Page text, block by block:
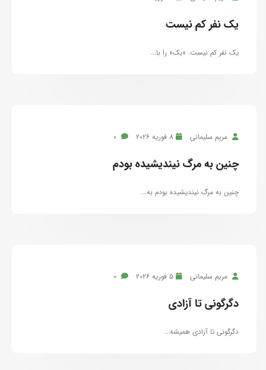
یک نفر کم نیست
یک نفر کم نیست. «یک» را با...
مریم سلیمانی 8 فوریه 2026
چنین به مرگ نیندیشیده بودم
چنین به مرگ نیندیشیده بودم به...
مریم سلیمانی 5 فوریه 2026
دگرگونی تا آزادی
دگرگونی تا آزادی همیشه...